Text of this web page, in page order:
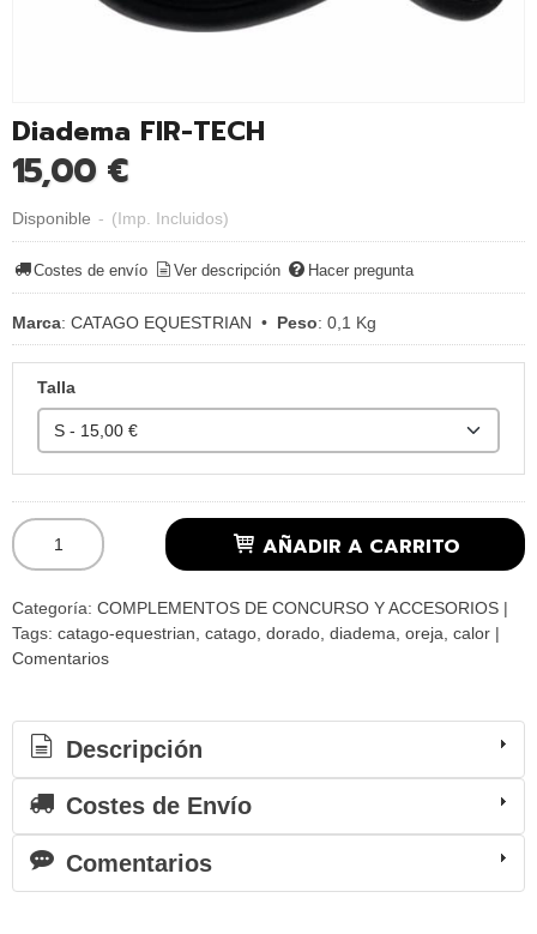
Diadema FIR-TECH
15,00 €
Disponible - (Imp. Incluidos)
Costes de envío Ver descripción Hacer pregunta
Marca: CATAGO EQUESTRIAN • Peso: 0,1 Kg
Talla
AÑADIR A CARRITO
Categoría: COMPLEMENTOS DE CONCURSO Y ACCESORIOS |
Tags: catago-equestrian catago dorado diadema oreja calor |
Comentarios
Descripción
Costes de Envío
Comentarios